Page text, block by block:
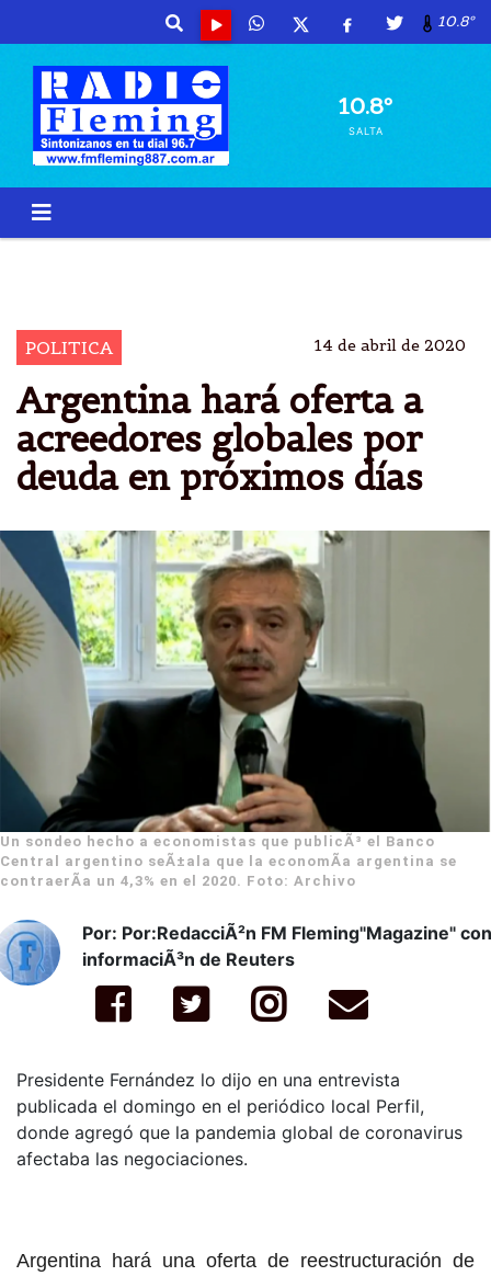
10.8º
10.8º
SALTA
POLITICA 14 de abril de 2020
Argentina hará oferta a
acreedores globales por
deuda en próximos días
Un sondeo hecho a economistas que publicÃ³ el Banco
Central argentino seÃ±ala que la economÃ­a argentina se
contraerÃ­a un 4,3% en el 2020. Foto: Archivo
Por: Por:RedacciÃ²n FM Fleming"Magazine" con
informaciÃ³n de Reuters
Presidente Fernández lo dijo en una entrevista
publicada el domingo en el periódico local Perfil,
donde agregó que la pandemia global de coronavirus
afectaba las negociaciones.
Argentina hará una oferta de reestructuración de